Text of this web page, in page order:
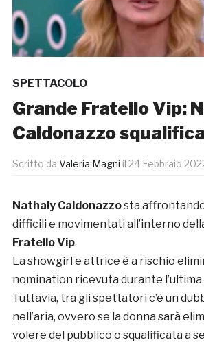
SPETTACOLO
Grande Fratello Vip:
Caldonazzo
Scritto da Valeria Magni il 24 Febbraio
Nathaly Caldonazzosta
difficili e movimentati all’interno
Fratello Vip.
La showgirl e attrice è a rischio
nomination ricevuta durante
Tuttavia, tra gli spettatori c’è un
nell’aria, ovvero se la donna sarà
volere del pubblico o squalificata a